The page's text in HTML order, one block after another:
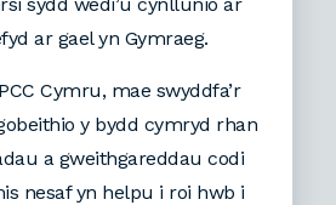
ar gael yn Gymraeg.
Cymru, mae swyddfa’r
y bydd cymryd rhan
a gweithgareddau codi
nesaf yn helpu i roi hwb i